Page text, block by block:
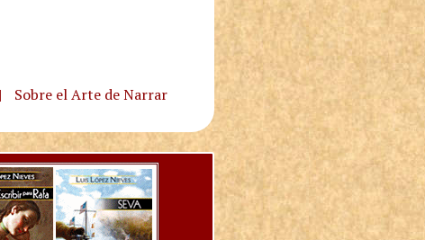
| Sobre el Arte de Narrar